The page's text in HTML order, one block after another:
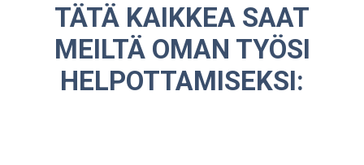
TÄTÄ KAIKKEA SAAT
MEILTÄ OMAN TYÖSI
HELPOTTAMISEKSI: